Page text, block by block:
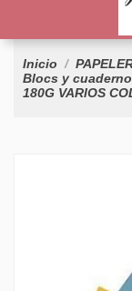
Inicio
Blocs y
180G VARIOS